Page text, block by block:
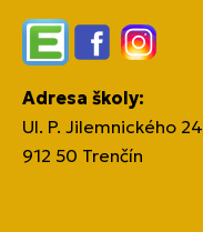
EdupageFacebookInstagram
Adresa školy:
Ul. P. Jilemnického 24
912 50 Trenčín